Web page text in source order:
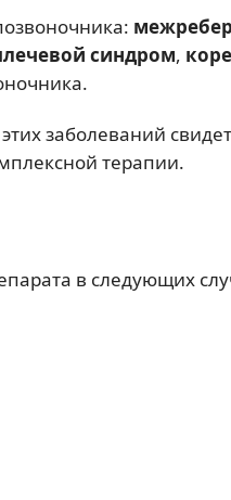
синдром,
заболеваний
терапии.
в следующих